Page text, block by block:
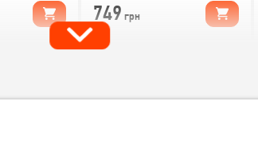
749 грн